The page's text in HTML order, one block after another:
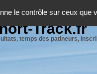
le contrôle sur ceux que
Track.fr
temps des patineurs,